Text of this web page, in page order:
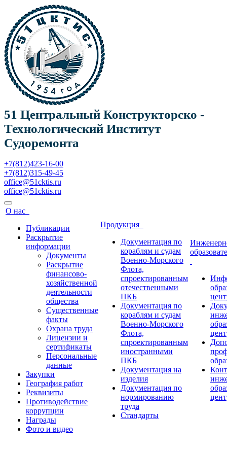
51 Центральный Конструкторско -
Технологический Институт
Судоремонта
+7(812)423-16-00
+7(812)315-49-45
office@51cktis.ru
office@51cktis.ru
О нас
Публикации
Раскрытие
информации
Документы
Раскрытие
финансово-
хозяйственной
деятельности
общества
Существенные
факты
Охрана труда
Лицензии и
сертификаты
Персональные
данные
Закупки
География работ
Реквизиты
Противодействие
коррупции
Награды
Фото и видео
Продукция
Документация по
кораблям и судам
Военно-Морского
Флота,
спроектированным
отечественными
ПКБ
Документация по
кораблям и судам
Военно-Морского
Флота,
спроектированным
иностранными
ПКБ
Документация на
изделия
Документация по
нормированию
труда
Стандарты